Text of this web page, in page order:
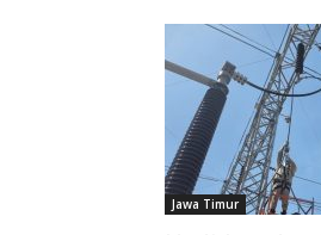
Jawa Timur